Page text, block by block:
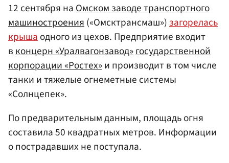
12 сентября наОмском заводе транспортного
машиностроения(«Омсктрансмаш»)загорелась
крышаодного из цехов. Предприятие входит
вконцерн «Уралвагонзавод»государственной
корпорации «Ростех»и производит в том числе
танки и тяжелые огнеметные системы
«Солнцепек».
По предварительным данным, площадь огня
составила 50 квадратных метров. Информации
о пострадавших не поступала.